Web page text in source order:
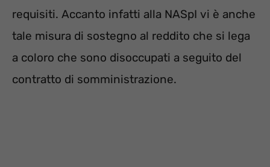
requisiti. Accanto infatti alla NASpI vi è anche
tale misura di sostegno al reddito che si lega
a coloro che sono disoccupati a seguito del
contratto di somministrazione.